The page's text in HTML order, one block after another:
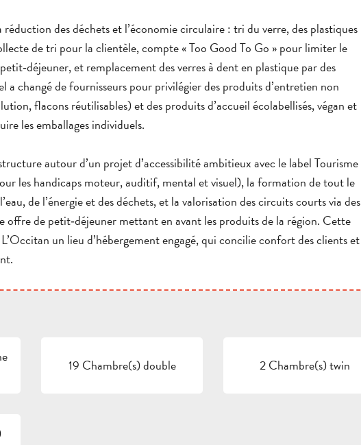
réduction des déchets et l’économie circulaire : tri du verre, des plastiques
de tri pour la clientèle, compte « Too Good To Go » pour limiter le
et remplacement des verres à dent en plastique par des
a changé de fournisseurs pour privilégier des produits d’entretien non
flacons réutilisables) et des produits d’accueil écolabellisés, végan et
les emballages individuels.
autour d’un projet d’accessibilité ambitieux avec le label Tourisme
les handicaps moteur, auditif, mental et visuel), la formation de tout le
de l’énergie et des déchets, et la valorisation des circuits courts via des
offre de petit‑déjeuner mettant en avant les produits de la région. Cette
un lieu d’hébergement engagé, qui concilie confort des clients et
19 Chambre(s) double 2 Chambre(s) twin